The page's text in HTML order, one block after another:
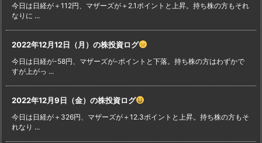
今日は日経が＋112円、マザーズが＋2.1ポイントと上昇。持ち株の方もそれ
なりに ...
2022年12月12日（月）の株投資ログ
今日は日経が-58円、マザーズが-ポイントと下落。持ち株の方はわずかで
すが上がっ ...
2022年12月9日（金）の株投資ログ
今日は日経が＋326円、マザーズが＋12.3ポイントと上昇。持ち株の方もそ
れなり ...